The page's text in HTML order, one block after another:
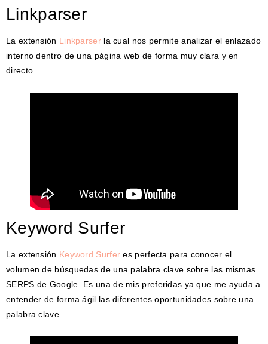
Linkparser
La extensión Linkparserla cual nos permite analizar el enlazado
interno dentro de una página web de forma muy clara y en
directo.
Keyword Surfer
La extensión Keyword Surfer es perfecta para conocer el
volumen de búsquedas de una palabra clave sobre las mismas
SERPS de Google. Es una de mis preferidas ya que me ayuda a
entender de forma ágil las diferentes oportunidades sobre una
palabra clave.